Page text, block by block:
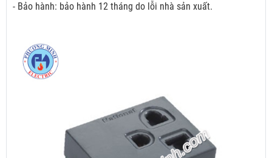
- Bảo hành: bảo hành 12 tháng do lỗi nhà sản xuất.